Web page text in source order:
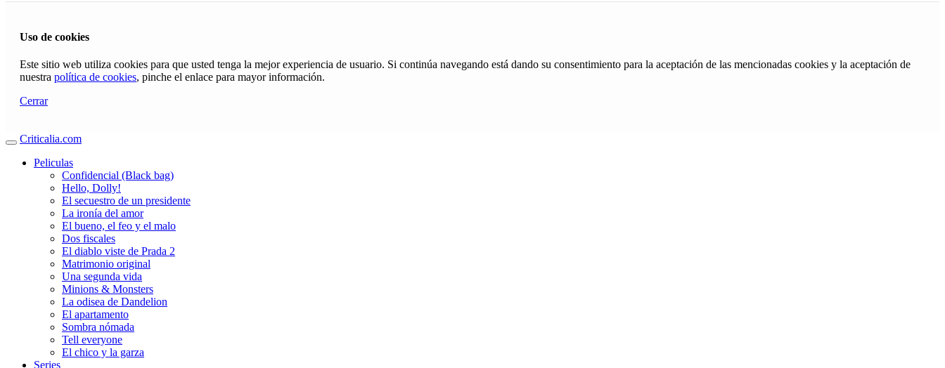
Uso de cookies
Este sitio web utiliza cookies para que usted tenga la mejor experiencia de usuario. Si continúa navegando está dando su consentimiento para la aceptación de las mencionadas cookies y la aceptación de
nuestra política de cookies, pinche el enlace para mayor información.
Cerrar
Criticalia.com
Peliculas
Confidencial (Black bag)
Hello, Dolly!
El secuestro de un presidente
La ironía del amor
El bueno, el feo y el malo
Dos fiscales
El diablo viste de Prada 2
Matrimonio original
Una segunda vida
Minions & Monsters
La odisea de Dandelion
El apartamento
Sombra nómada
Tell everyone
El chico y la garza
Series